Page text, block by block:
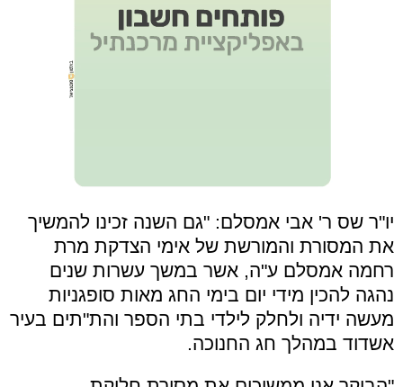
יו"ר שס ר' אבי אמסלם: "גם השנה זכינו להמשיך
את המסורת והמורשת של אימי הצדקת מרת
רחמה אמסלם ע"ה, אשר במשך עשרות שנים
נהגה להכין מידי יום בימי החג מאות סופגניות
מעשה ידיה ולחלק לילדי בתי הספר והת"תים בעיר
אשדוד במהלך חג החנוכה.